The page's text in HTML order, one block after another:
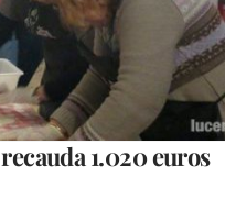
1.020 euros